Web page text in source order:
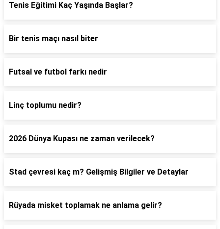
Tenis Eğitimi Kaç Yaşında Başlar?
Bir tenis maçı nasıl biter
Futsal ve futbol farkı nedir
Linç toplumu nedir?
2026 Dünya Kupası ne zaman verilecek?
Stad çevresi kaç m? Gelişmiş Bilgiler ve Detaylar
Rüyada misket toplamak ne anlama gelir?